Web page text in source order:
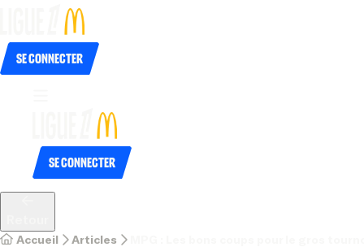
Se connecter
Se connecter
Accueil Articles